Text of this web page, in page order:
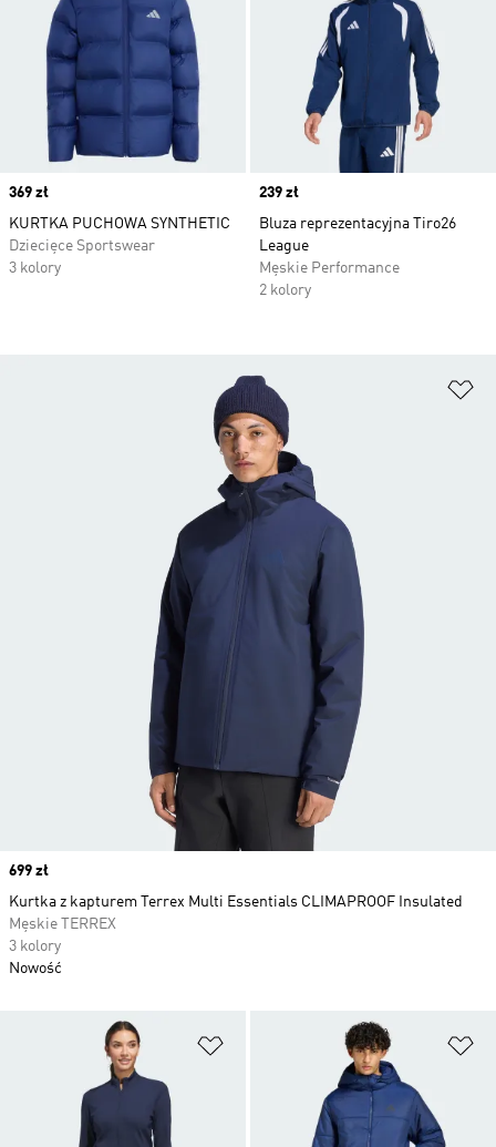
Price
369 zł
KURTKA PUCHOWA SYNTHETIC
Dziecięce Sportswear
3 kolory
Price
239 zł
Bluza reprezentacyjna Tiro26
League
Męskie Performance
2 kolory
Dodaj do listy życzeń
Price
699 zł
Kurtka z kapturem Terrex Multi Essentials CLIMAPROOF Insulated
Męskie TERREX
3 kolory
Nowość